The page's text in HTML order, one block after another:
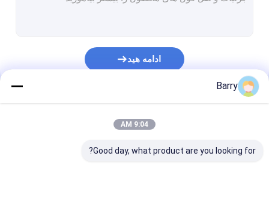
ادامه هید
دسته بندی های ما
Barry
9:04 AM
Good day, what product are you looking for?